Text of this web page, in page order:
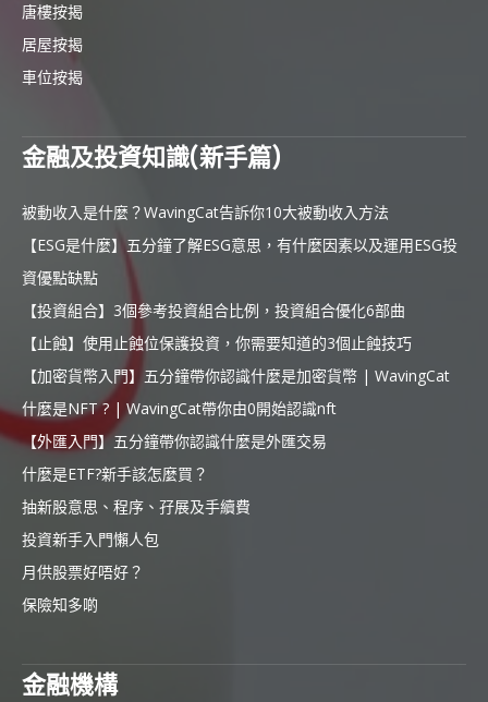
唐樓按揭
居屋按揭
車位按揭
金融及投資知識(新手篇)
被動收入是什麼？WavingCat告訴你10大被動收入方法
【ESG是什麼】五分鐘了解ESG意思，有什麼因素以及運用ESG投
資優點缺點
【投資組合】3個參考投資組合比例，投資組合優化6部曲
【止蝕】使用止蝕位保護投資，你需要知道的3個止蝕技巧
【加密貨幣入門】五分鐘帶你認識什麼是加密貨幣 | WavingCat
什麼是NFT ? | WavingCat帶你由0開始認識nft
【外匯入門】五分鐘帶你認識什麼是外匯交易
什麼是ETF?新手該怎麼買？
抽新股意思、程序、孖展及手續費
投資新手入門懶人包
月供股票好唔好？
保險知多啲
金融機構